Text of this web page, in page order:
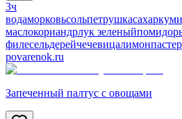
3ч
водаморковьсольпетрушкасахар
маслокориандрлук зеленый
филесельдерейчечевицалимон
povarenok.ru
Запеченный палтус с овощами